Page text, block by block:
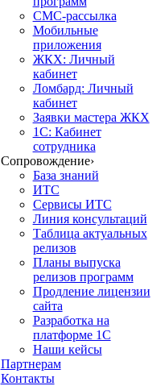
СМС-рассылка
Мобильные
приложения
ЖКХ: Личный
кабинет
Ломбард: Личный
кабинет
Заявки мастера ЖКХ
1С: Кабинет
сотрудника
Сопровождение›
База знаний
ИТС
Сервисы ИТС
Линия консультаций
Таблица актуальных
релизов
Планы выпуска
релизов программ
Продление лицензии
сайта
Разработка на
платформе 1С
Наши кейсы
Партнерам
Контакты